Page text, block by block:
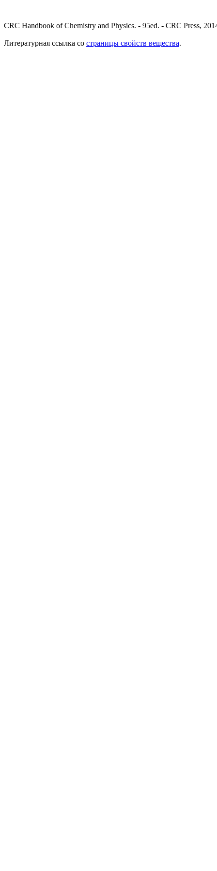
CRC Handbook of Chemistry and Physics. - 95ed. - CRC Press,
Литературная ссылка со страницы свойств вещества.